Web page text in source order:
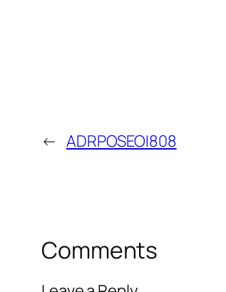
← ADRPOSEOI808
Comments